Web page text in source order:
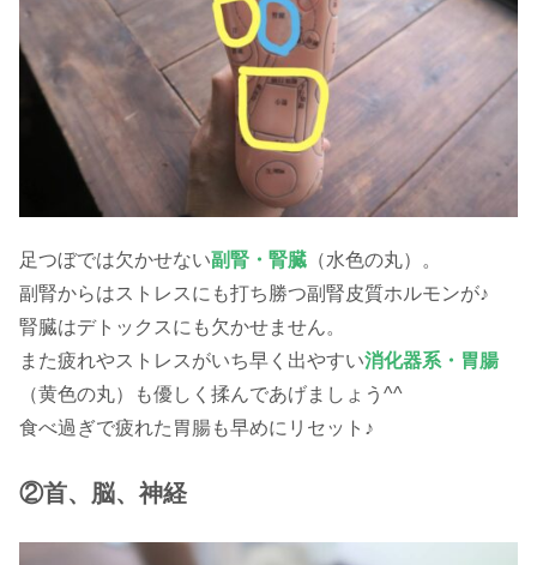
足つぼでは欠かせない副腎・腎臓 （水色の丸）。
副腎からはストレスにも打ち勝つ副腎皮質ホルモンが♪
腎臓はデトックスにも欠かせません。
また疲れやストレスがいち早く出やすい消化器系・胃腸
（黄色の丸）も優しく揉んであげましょう^^
食べ過ぎで疲れた胃腸も早めにリセット♪
②首、脳、神経